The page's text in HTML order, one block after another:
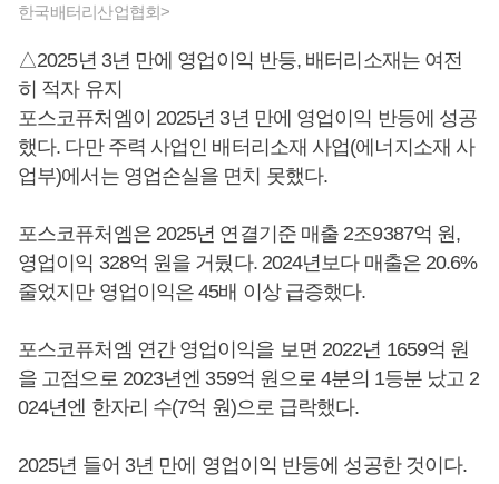
한국배터리산업협회>
△2025년 3년 만에 영업이익 반등, 배터리소재는 여전
히 적자 유지
포스코퓨처엠이 2025년 3년 만에 영업이익 반등에 성공
했다. 다만 주력 사업인 배터리소재 사업(에너지소재 사
업부)에서는 영업손실을 면치 못했다.
포스코퓨처엠은 2025년 연결기준 매출 2조9387억 원,
영업이익 328억 원을 거뒀다. 2024년보다 매출은 20.6%
줄었지만 영업이익은 45배 이상 급증했다.
포스코퓨처엠 연간 영업이익을 보면 2022년 1659억 원
을 고점으로 2023년엔 359억 원으로 4분의 1등분 났고 2
024년엔 한자리 수(7억 원)으로 급락했다.
2025년 들어 3년 만에 영업이익 반등에 성공한 것이다.